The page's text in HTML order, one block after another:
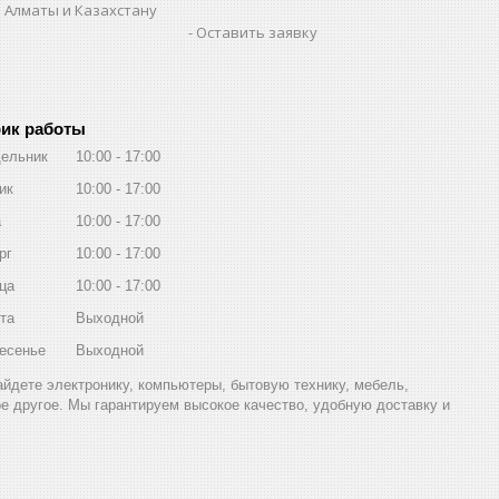
и Казахстану
Оставить заявку
работы
10:00
17:00
10:00
17:00
10:00
17:00
10:00
17:00
10:00
17:00
Выходной
Выходной
электронику, компьютеры, бытовую технику, мебель,
другое. Мы гарантируем высокое качество, удобную доставку и